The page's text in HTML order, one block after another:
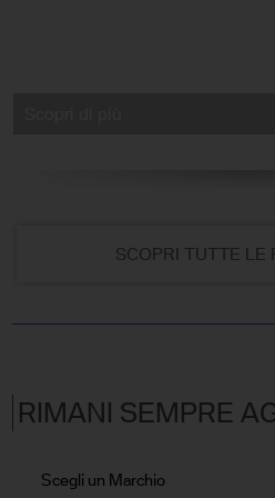
SCOPRI TUTTE LE
RIMANI SEMPRE